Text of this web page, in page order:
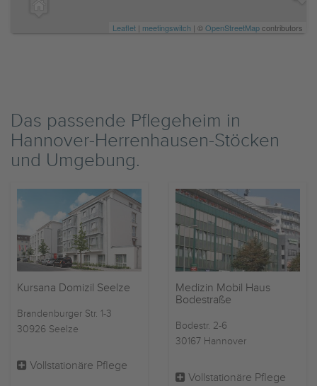
Leaflet | meetingswitch | ©OpenStreetMapcontributors
Das passende Pflegeheim in
Hannover-Herrenhausen-Stöcken
und Umgebung.
Kursana Domizil Seelze
Brandenburger Str. 1-3
30926 Seelze
Vollstationäre Pflege
Medizin Mobil Haus
Bodestraße
Bodestr. 2-6
30167 Hannover
Vollstationäre Pflege